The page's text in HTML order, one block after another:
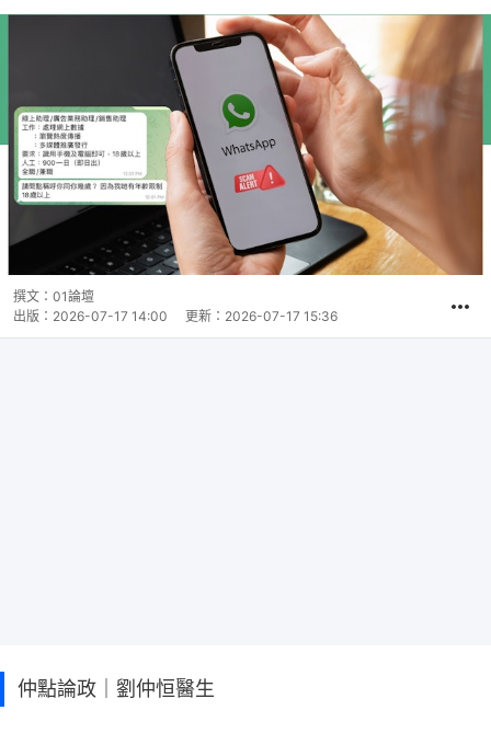
撰文： 01論壇
出版： 2026-07-17 14:00 更新： 2026-07-17 15:36
仲點論政｜劉仲恒醫生